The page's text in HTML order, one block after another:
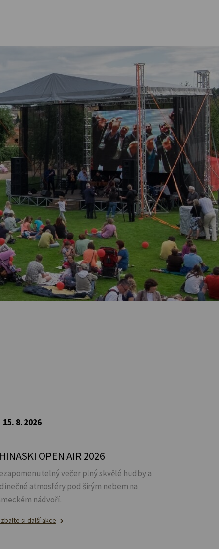
15. 8. 2026
OPEN AIR 2026
večer plný skvělé hudby a
atmosféry pod širým nebem na
nádvoří.
si další akce